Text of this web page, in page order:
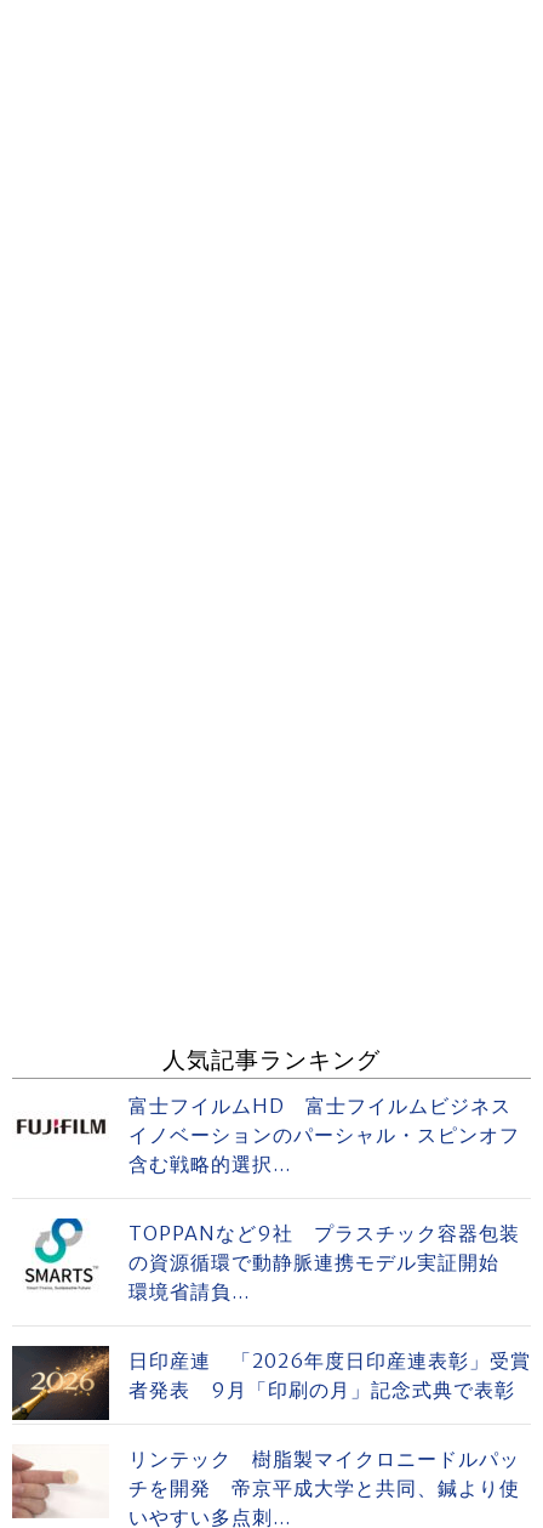
人気記事ランキング
富士フイルムHD 富士フイルムビジネス
イノベーションのパーシャル・スピンオフ
含む戦略的選択...
TOPPANなど9社 プラスチック容器包装
の資源循環で動静脈連携モデル実証開始
環境省請負...
日印産連 「2026年度日印産連表彰」受賞
者発表 9月「印刷の月」記念式典で表彰
リンテック 樹脂製マイクロニードルパッ
チを開発 帝京平成大学と共同、鍼より使
いやすい多点刺...